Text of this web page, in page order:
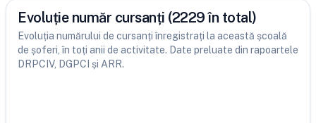
Evoluție număr cursanți (2229 în total)
Evoluția numărului de cursanți înregistrați la această școală
de șoferi, în toți anii de activitate. Date preluate din rapoartele
DRPCIV, DGPCI și ARR.